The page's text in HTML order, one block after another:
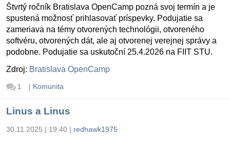
Štvrtý ročník Bratislava OpenCamp pozná svoj termín a je
spustená možnosť prihlasovať príspevky. Podujatie sa
zameriava na témy otvorených technológii, otvoreného
softvéru, otvorených dát, ale aj otvorenej verejnej správy a
podobne. Podujatie sa uskutoční 25.4.2026 na FIIT STU.
Zdroj: Bratislava OpenCamp
1 | Komunita
Linus a Linus
30.11.2025 | 19:40 | redhawk1975